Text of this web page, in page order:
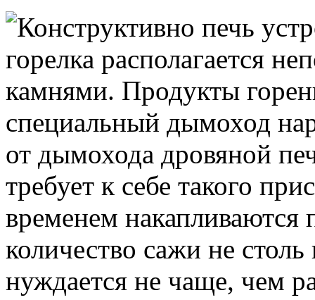
Конструктивно печь
горелка располагается
камнями. Продукты
специальный дымоход
от дымохода дровяной
требует к себе такого
временем накапливаются
количество сажи не
нуждается не чаще, чем